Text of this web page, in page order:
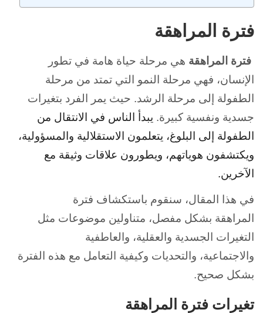
فترة المراهقة
فترة المراهقة هي مرحلة حياة هامة في تطور
الإنسان، فهي مرحلة النمو التي تمتد من مرحلة
الطفولة إلى مرحلة الرشد. حيث يمر الفرد بتغيرات
جسدية ونفسية كبيرة. يبدأ الناس في الانتقال من
الطفولة إلى البلوغ، يتعلمون الاستقلالية والمسؤولية،
ويكتشفون هوياتهم، ويطورون علاقات وثيقة مع
الآخرين.
في هذا المقال، سنقوم باستكشاف فترة
المراهقة بشكل مفصل، متناولين موضوعات مثل
التغيرات الجسدية والعقلية، والعاطفية
والاجتماعية، والتحديات وكيفية التعامل مع هذه الفترة
بشكل صحيح.
تغيرات فترة المراهقة